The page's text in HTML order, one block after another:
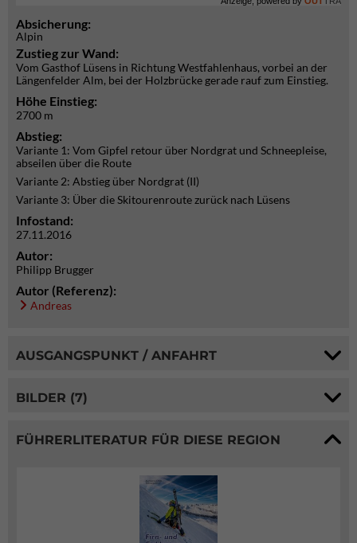
Absicherung:
Alpin
Zustieg zur Wand:
Vom Gasthof Lüsens in Richtung Westfahlenhaus, vorbei an der
Längenfelder Alm, bei der Holzbrücke gerade rauf zum Einstieg.
Höhe Einstieg:
2700 m
Abstieg:
Variante 1: Vom Gipfel retour über Nordgrat und Schneepleise,
abseilen über die Route
Variante 2: Abstieg über Nordgrat (II)
Variante 3: Über die Skitourenroute zurück nach Lüsens
Infostand:
27.11.2016
Autor:
Philipp Brugger
Autor (Referenz):
Andreas
AUSGANGSPUNKT / ANFAHRT
BILDER (7)
FÜHRERLITERATUR FÜR DIESE REGION